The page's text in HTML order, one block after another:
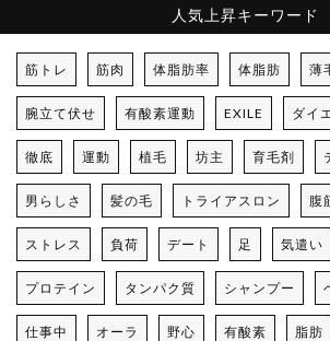
人気上昇キーワード
筋トレ 筋肉 体脂肪率 体脂肪 薄
腕立て伏せ 有酸素運動 EXILE ダイ
徹底 運動 植毛 坊主 育毛剤
男らしさ 髪の毛 トライアスロン 腹
ストレス 負荷 デート 足 気遣い
プロテイン タンパク質 シャンプー
仕事中 オーラ 野心 有酸素 脂肪